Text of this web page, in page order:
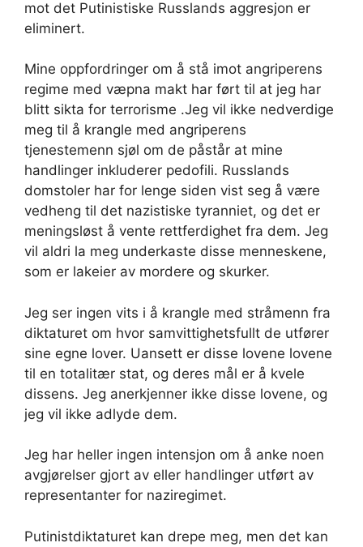
mot det Putinistiske Russlands aggresjon er
eliminert.
Mine oppfordringer om å stå imot angriperens
regime med væpna makt har ført til at jeg har
blitt sikta for terrorisme .Jeg vil ikke nedverdige
meg til å krangle med angriperens
tjenestemenn sjøl om de påstår at mine
handlinger inkluderer pedofili. Russlands
domstoler har for lenge siden vist seg å være
vedheng til det nazistiske tyranniet, og det er
meningsløst å vente rettferdighet fra dem. Jeg
vil aldri la meg underkaste disse menneskene,
som er lakeier av mordere og skurker.
Jeg ser ingen vits i å krangle med stråmenn fra
diktaturet om hvor samvittighetsfullt de utfører
sine egne lover. Uansett er disse lovene lovene
til en totalitær stat, og deres mål er å kvele
dissens. Jeg anerkjenner ikke disse lovene, og
jeg vil ikke adlyde dem.
Jeg har heller ingen intensjon om å anke noen
avgjørelser gjort av eller handlinger utført av
representanter for naziregimet.
Putinistdiktaturet kan drepe meg, men det kan